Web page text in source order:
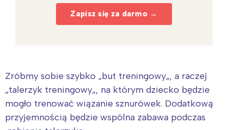
Zapisz się za darmo →
Zróbmy sobie szybko „but treningowy„, a raczej
„talerzyk treningowy„, na którym dziecko będzie
mogło trenować wiązanie sznurówek. Dodatkową
przyjemnością będzie wspólna zabawa podczas